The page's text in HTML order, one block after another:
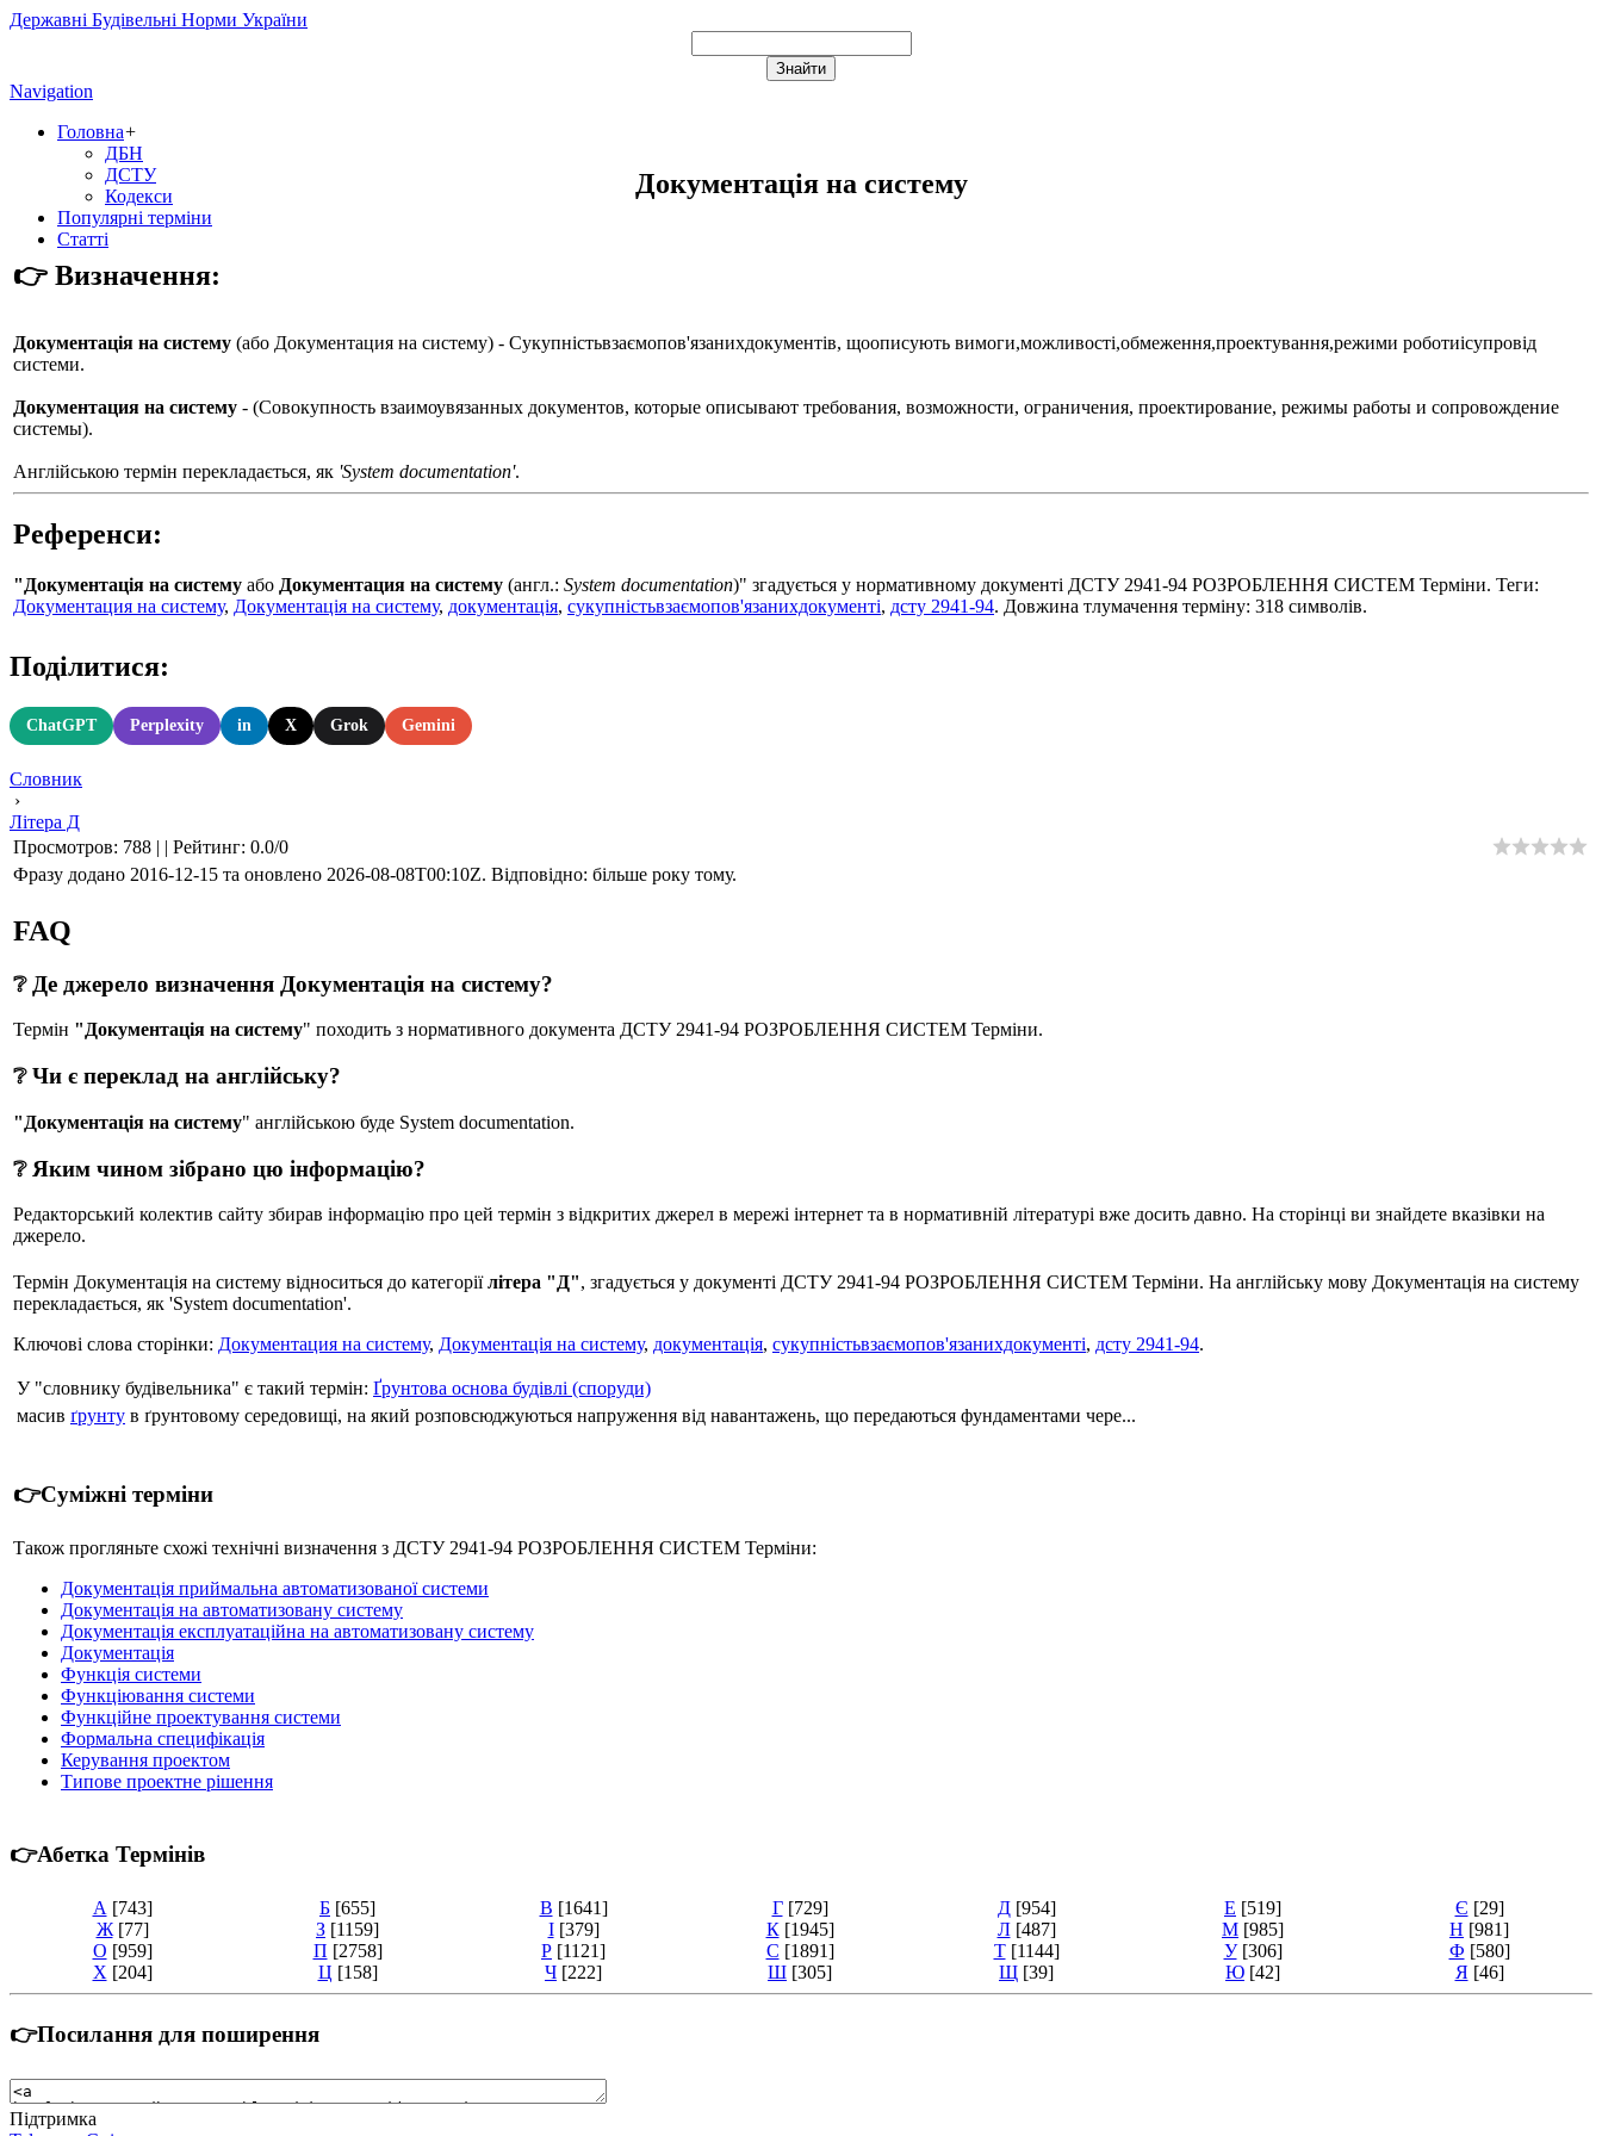
Державні Будівельні Норми України
Navigation
Головна+
ДБН
ДСТУ
Кодекси
Популярні терміни
Статті
Документація на систему
👉 Визначення:
Документація на систему (або Документация на систему) - Сукупністьвзаємопов'язанихдокументів, щоописують вимоги,можливості,обмеження,проектування,режими роботиісупровід
системи.
Документация на систему - (Совокупность взаимоувязанных документов, которые описывают требования, возможности, ограничения, проектирование, режимы работы и сопровождение
системы).
Англійською термін перекладається, як 'System documentation'.
Референси:
"Документація на систему або Документация на систему (англ.: System documentation)" згадується у нормативному документі ДСТУ 2941-94 РОЗРОБЛЕННЯ СИСТЕМ Термiни. Теги:
Документация на систему, Документація на систему, документація, сукупністьвзаємопов'язанихдокументі, дсту 2941-94. Довжина тлумачення терміну: 318 символів.
Поділитися:
ChatGPT Perplexity in X Grok Gemini
Словник
›
Літера Д
Просмотров: 788 | | Рейтинг: 0.0/0
Фразу додано 2016-12-15 та оновлено 2026-08-08T00:10Z. Відповідно: більше року тому.
FAQ
❔ Де джерело визначення Документація на систему?
Термін "Документація на систему" походить з нормативного документа ДСТУ 2941-94 РОЗРОБЛЕННЯ СИСТЕМ Термiни.
❔ Чи є переклад на англійську?
"Документація на систему" англійською буде System documentation.
❔ Яким чином зібрано цю інформацію?
Редакторський колектив сайту збирав інформацію про цей термін з відкритих джерел в мережі інтернет та в нормативній літературі вже досить давно. На сторінці ви знайдете вказівки на
джерело.
Термін Документація на систему відноситься до категоріїлітера "Д", згадується у документі ДСТУ 2941-94 РОЗРОБЛЕННЯ СИСТЕМ Термiни. На англійську мову Документація на систему
перекладається, як 'System documentation'.
Ключові слова сторінки: Документация на систему, Документація на систему, документація, сукупністьвзаємопов'язанихдокументі, дсту 2941-94.
У "словнику будівельника" є такий термін: Ґрунтова основа будівлі (споруди)
масив ґрунту в ґрунтовому середовищі, на який розповсюджуються напруження від навантажень, що передаються фундаментами чере...
👉Суміжні терміни
Також прогляньте схожі технічні визначення з ДСТУ 2941-94 РОЗРОБЛЕННЯ СИСТЕМ Термiни:
Документація приймальна автоматизованої системи
Документація на автоматизовану систему
Документація експлуатаційна на автоматизовану систему
Документація
Функція системи
Функціювання системи
Функційне проектування системи
Формальна специфікація
Керування проектом
Типове проектне рішення
👉Абетка Термінів
А [743] Б [655] В [1641] Г [729] Д [954] Е [519] Є [29]
Ж [77] З [1159] І [379] К [1945] Л [487] М [985] Н [981]
О [959] П [2758] Р [1121] С [1891] Т [1144] У [306] Ф [580]
Х [204] Ц [158] Ч [222] Ш [305] Щ [39] Ю [42] Я [46]
👉Посилання для поширення
Підтримка